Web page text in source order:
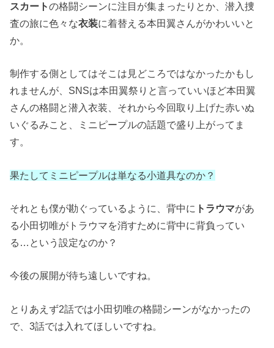
スカートの格闘シーンに注目が集まったりとか、潜入捜
査の旅に色々な衣装に着替える本田翼さんがかわいいと
か。
制作する側としてはそこは見どころではなかったかもし
れませんが、SNSは本田翼祭りと言っていいほど本田翼
さんの格闘と潜入衣装、それから今回取り上げた赤いぬ
いぐるみこと、ミニピープルの話題で盛り上がってま
す。
果たしてミニピープルは単なる小道具なのか？
それとも僕が勘ぐっているように、背中に トラウマがあ
る小田切唯がトラウマを消すために背中に背負ってい
る…という設定なのか？
今後の展開が待ち遠しいですね。
とりあえず2話では小田切唯の格闘シーンがなかったの
で、3話では入れてほしいですね。